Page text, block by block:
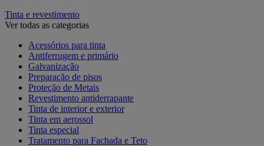
Tinta e revestimento
Ver todas as categorias
Acessórios para tinta
Antiferrugem e primário
Galvanização
Preparação de pisos
Proteção de Metais
Revestimento antiderrapante
Tinta de interior e exterior
Tinta em aerossol
Tinta especial
Tratamento para Fachada e Teto